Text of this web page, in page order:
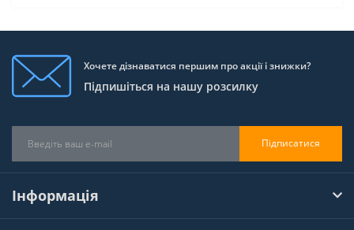
Хочете дізнаватися першим про акції і знижки?
Підпишіться на нашу розсилку
Підписатися
Інформація